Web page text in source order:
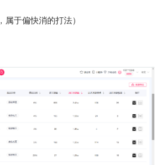
属于偏快消的打法）